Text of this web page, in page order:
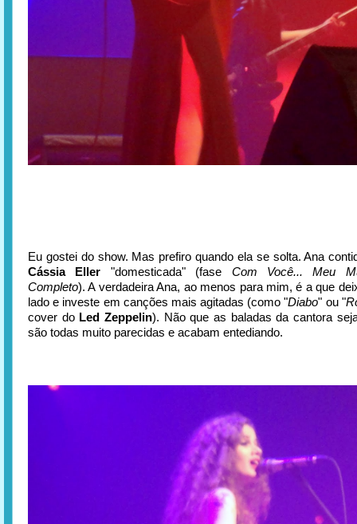
Eu gostei do show. Mas prefiro quando ela se solta. Ana
Cássia Eller "domesticada" (fase Com Você... Meu
Completo). A verdadeira Ana, ao menos para mim, é a que
lado e investe em canções mais agitadas (como "Diabo" ou "
cover do Led Zeppelin). Não que as baladas da cantora
são todas muito parecidas e acabam entediando.